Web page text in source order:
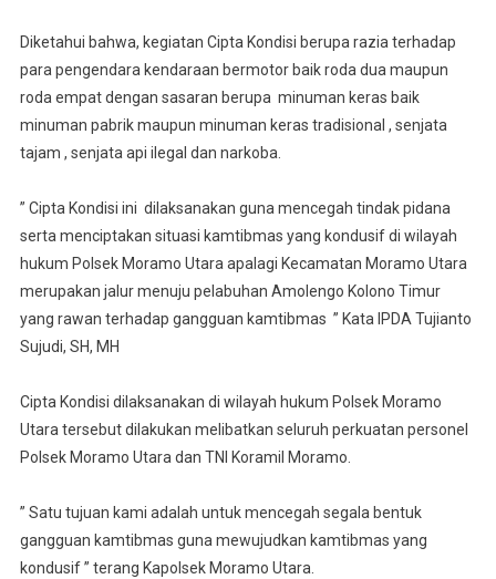
Cipta
Dan
Diketahui bahwa, kegiatan Cipta Kondisi berupa razia terhadap
para pengendara kendaraan bermotor baik roda dua maupun
roda empat dengan sasaran berupa minuman keras baik
minuman pabrik maupun minuman keras tradisional , senjata
tajam , senjata api ilegal dan narkoba.
” Cipta Kondisi ini dilaksanakan guna mencegah tindak pidana
serta menciptakan situasi kamtibmas yang kondusif di wilayah
hukum Polsek Moramo Utara apalagi Kecamatan Moramo Utara
merupakan jalur menuju pelabuhan Amolengo Kolono Timur
yang rawan terhadap gangguan kamtibmas ” Kata IPDA Tujianto
Sujudi, SH, MH
Cipta Kondisi dilaksanakan di wilayah hukum Polsek Moramo
Utara tersebut dilakukan melibatkan seluruh perkuatan personel
Polsek Moramo Utara dan TNI Koramil Moramo.
” Satu tujuan kami adalah untuk mencegah segala bentuk
gangguan kamtibmas guna mewujudkan kamtibmas yang
kondusif ” terang Kapolsek Moramo Utara.